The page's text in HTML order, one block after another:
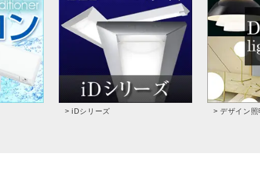
> iDシリーズ > デザイン照